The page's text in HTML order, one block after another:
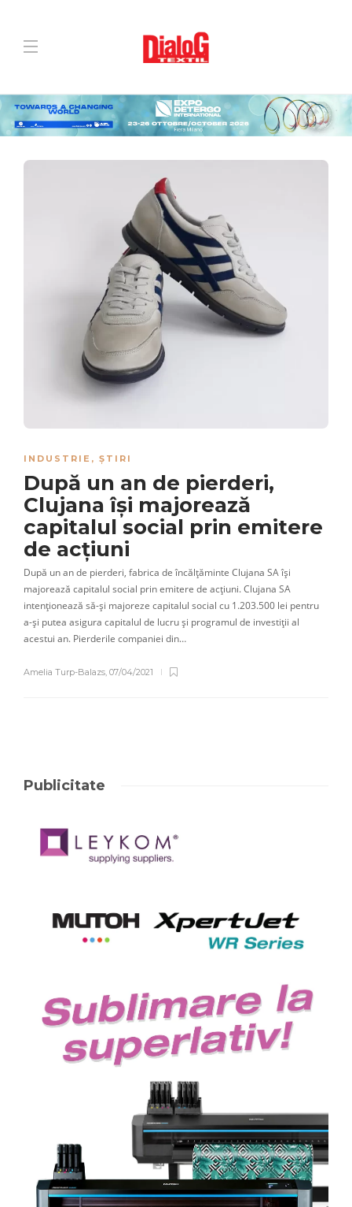
INDUSTRIE , ȘTIRI
După un an de pierderi,
Clujana își majorează
capitalul social prin emitere
de acțiuni
După un an de pierderi, fabrica de încălțăminte Clujana SA își
majorează capitalul social prin emitere de acțiuni. Clujana SA
intenționează să-și majoreze capitalul social cu 1.203.500 lei pentru
a-și putea asigura capitalul de lucru și programul de investiții al
acestui an. Pierderile companiei din…
Amelia Turp-Balazs 07/04/2021
Publicitate